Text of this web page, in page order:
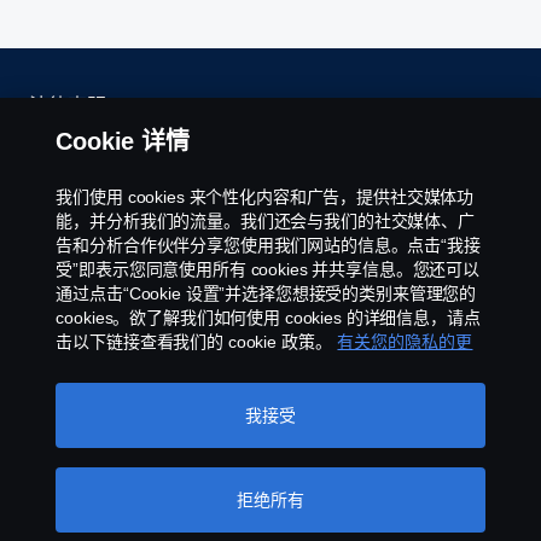
联系我们
官方抖音
举报制度
Cookie政策
Cookie 详情
我们使用 cookies 来个性化内容和广告，提供社交媒体功
能，并分析我们的流量。我们还会与我们的社交媒体、广
告和分析合作伙伴分享您使用我们网站的信息。点击“我接
受”即表示您同意使用所有 cookies 并共享信息。您还可以
通过点击“Cookie 设置”并选择您想接受的类别来管理您的
cookies。欲了解我们如何使用 cookies 的详细信息，请点
击以下链接查看我们的 cookie 政策。
有关您的隐私的更
拒绝所有
我接受